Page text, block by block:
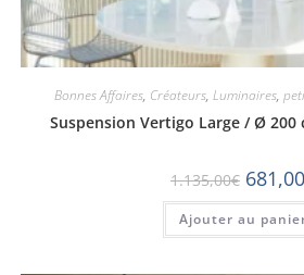
Bonnes Affaires, Créateurs, Luminaires,
Suspension Vertigo Large / Ø 200
1.135,00€ 681,00
Ajouter au